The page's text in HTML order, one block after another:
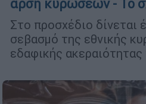
άρση κυρώσεων - Το
Στο προσχέδιο δίνεται
σεβασμό της εθνικής
εδαφικής